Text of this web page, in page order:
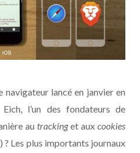
navigateur lancé en janvier en
l’un des fondateurs de
autrackinget auxcookies
) ? Les plus importants journaux